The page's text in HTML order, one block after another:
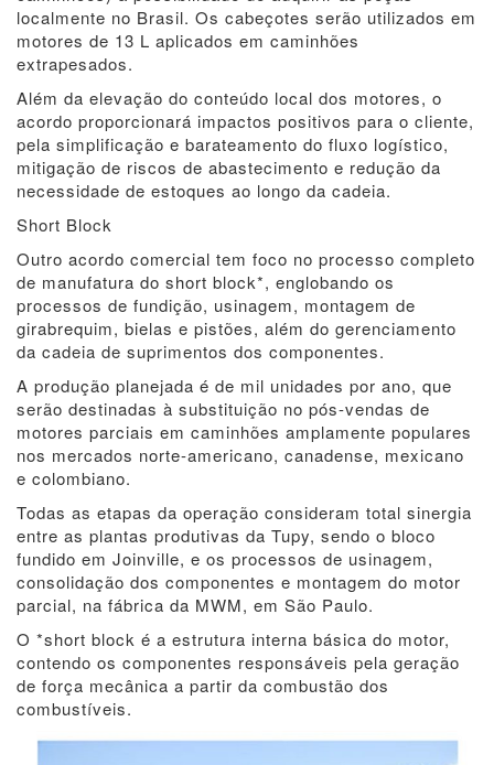
localmente no Brasil. Os cabeçotes serão utilizados em
motores de 13 L aplicados em caminhões
extrapesados.
Além da elevação do conteúdo local dos motores, o
acordo proporcionará impactos positivos para o cliente,
pela simplificação e barateamento do fluxo logístico,
mitigação de riscos de abastecimento e redução da
necessidade de estoques ao longo da cadeia.
Short Block
Outro acordo comercial tem foco no processo completo
de manufatura do short block*, englobando os
processos de fundição, usinagem, montagem de
girabrequim, bielas e pistões, além do gerenciamento
da cadeia de suprimentos dos componentes.
A produção planejada é de mil unidades por ano, que
serão destinadas à substituição no pós-vendas de
motores parciais em caminhões amplamente populares
nos mercados norte-americano, canadense, mexicano
e colombiano.
Todas as etapas da operação consideram total sinergia
entre as plantas produtivas da Tupy, sendo o bloco
fundido em Joinville, e os processos de usinagem,
consolidação dos componentes e montagem do motor
parcial, na fábrica da MWM, em São Paulo.
O *short block é a estrutura interna básica do motor,
contendo os componentes responsáveis pela geração
de força mecânica a partir da combustão dos
combustíveis.